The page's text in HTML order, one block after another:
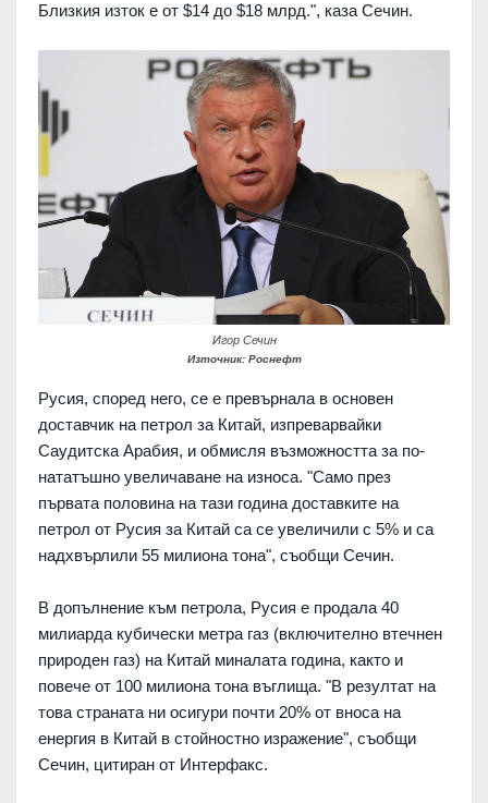
Близкия изток е от $14 до $18 млрд.", каза Сечин.
Игор Сечин
Източник: Роснефт
Русия, според него, се е превърнала в основен
доставчик на петрол за Китай, изпреварвайки
Саудитска Арабия, и обмисля възможността за по-
нататъшно увеличаване на износа. "Само през
първата половина на тази година доставките на
петрол от Русия за Китай са се увеличили с 5% и са
надхвърлили 55 милиона тона", съобщи Сечин.
В допълнение към петрола, Русия е продала 40
милиарда кубически метра газ (включително втечнен
природен газ) на Китай миналата година, както и
повече от 100 милиона тона въглища. "В резултат на
това страната ни осигури почти 20% от вноса на
енергия в Китай в стойностно изражение", съобщи
Сечин, цитиран от Интерфакс.